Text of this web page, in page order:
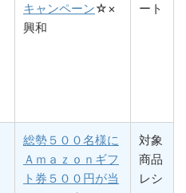
キャンペーン☆×
興和
ート
総勢５００名様に
Ａｍａｚｏｎギフ
ト券５００円が当
対象
商品
レシ